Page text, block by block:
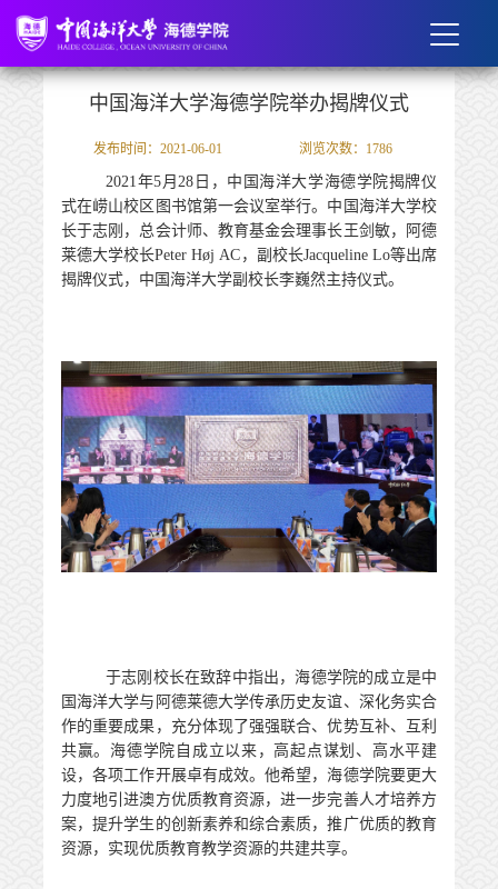
中国海洋大学海德学院举办揭牌仪式
发布时间：2021-06-01 浏览次数： 1786
2021年5月28 日，中国海洋大学海德学院揭牌仪
式在崂山校区图书馆第一会议室举行。中国海洋大学校
长于志刚，总会计师、教育基金会理事长王剑敏，
阿德
莱德大学校长Peter Høj AC ，副校长Jacqueline Lo等出席
揭牌仪式，中国海洋大学副校长李巍然主持仪式。
于志刚校长在致辞中指出，海德学院的成立是中
国海洋大学与阿德莱德大学传承历史友谊、深化务实合
作的重要成果，充分体现了强强联合、优势互补、互利
共赢。海德学院自成立以来，高起点谋划、高水平建
设，各项工作开展卓有成效。他希望，海德学院要更大
力度地引进澳方优质教育资源，进一步完善人才培养方
案，提升学生的创新素养和综合素质，推广优质的教育
资源，实现优质教育教学资源的共建共享。